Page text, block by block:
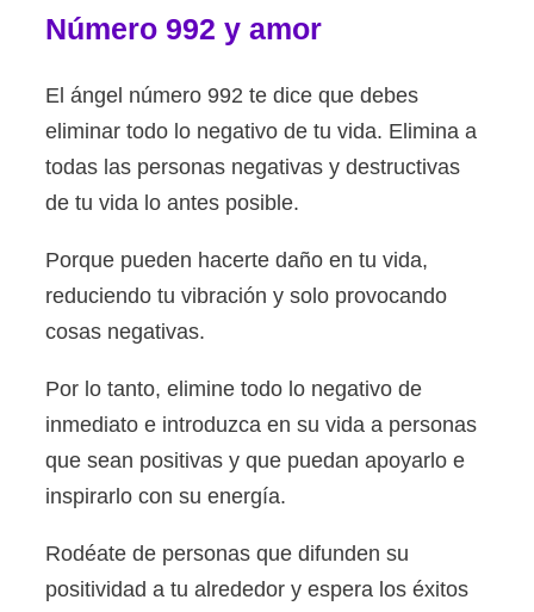
Número 992 y amor
El ángel número 992 te dice que debes
eliminar todo lo negativo de tu vida. Elimina a
todas las personas negativas y destructivas
de tu vida lo antes posible.
Porque pueden hacerte daño en tu vida,
reduciendo tu vibración y solo provocando
cosas negativas.
Por lo tanto, elimine todo lo negativo de
inmediato e introduzca en su vida a personas
que sean positivas y que puedan apoyarlo e
inspirarlo con su energía.
Rodéate de personas que difunden su
positividad a tu alrededor y espera los éxitos